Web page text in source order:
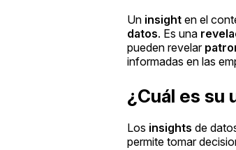
Un insight en el
datos. Es una
pueden revelar
informadas en las
¿Cuál es su
Los insights de
permite tomar